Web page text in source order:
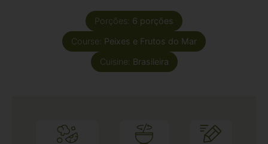
Porções: 6 porções
Course: Peixes e Frutos do Mar
Cuisine: Brasileira